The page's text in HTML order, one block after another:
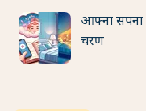
आफ्ना सपना
चरण